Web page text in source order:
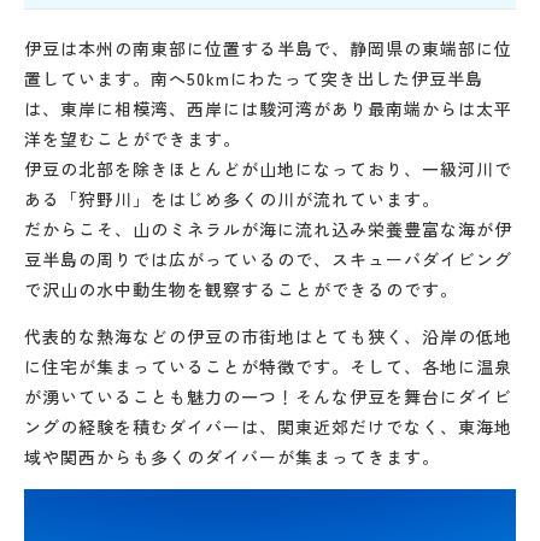
伊豆は本州の南東部に位置する半島で、静岡県の東端部に位
置しています。南へ50kmにわたって突き出した伊豆半島
は、東岸に相模湾、西岸には駿河湾があり最南端からは太平
洋を望むことができます。
伊豆の北部を除きほとんどが山地になっており、一級河川で
ある「狩野川」をはじめ多くの川が流れています。
だからこそ、山のミネラルが海に流れ込み栄養豊富な海が伊
豆半島の周りでは広がっているので、スキューバダイビング
で沢山の水中動生物を観察することができるのです。
代表的な熱海などの伊豆の市街地はとても狭く、沿岸の低地
に住宅が集まっていることが特徴です。そして、各地に温泉
が湧いていることも魅力の一つ！そんな伊豆を舞台にダイビ
ングの経験を積むダイバーは、関東近郊だけでなく、東海地
域や関西からも多くのダイバーが集まってきます。